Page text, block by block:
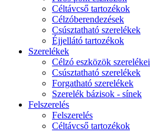
Céltávcső tartozékok
Célzóberendezések
Csúsztatható szerelékek
Éjjellátó tartozékok
Szerelékek
Célzó eszközök szerelékei
Csúsztatható szerelékek
Forgatható szerelékek
Szerelék bázisok - sínek
Felszerelés
Felszerelés
Céltávcső tartozékok